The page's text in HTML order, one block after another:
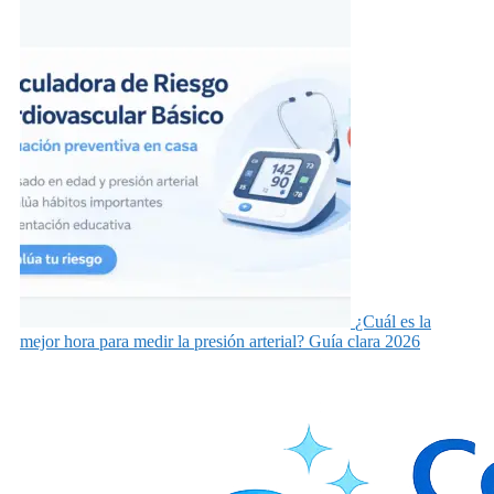
¿Cuál es la
mejor hora para medir la presión arterial? Guía clara 2026